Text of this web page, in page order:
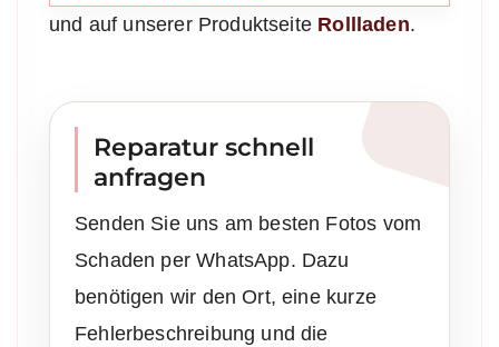
und auf unserer Produktseite Rollladen.
Reparatur schnell
anfragen
Senden Sie uns am besten Fotos vom
Schaden per WhatsApp. Dazu
benötigen wir den Ort, eine kurze
Fehlerbeschreibung und die